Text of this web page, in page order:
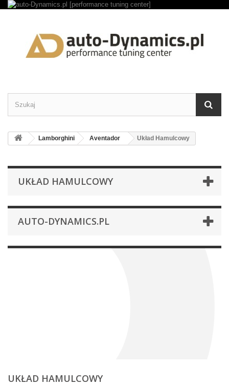
Lamborghini Aventador Układ Hamulcowy
UKŁAD HAMULCOWY
AUTO-DYNAMICS.PL
UKŁAD HAMULCOWY